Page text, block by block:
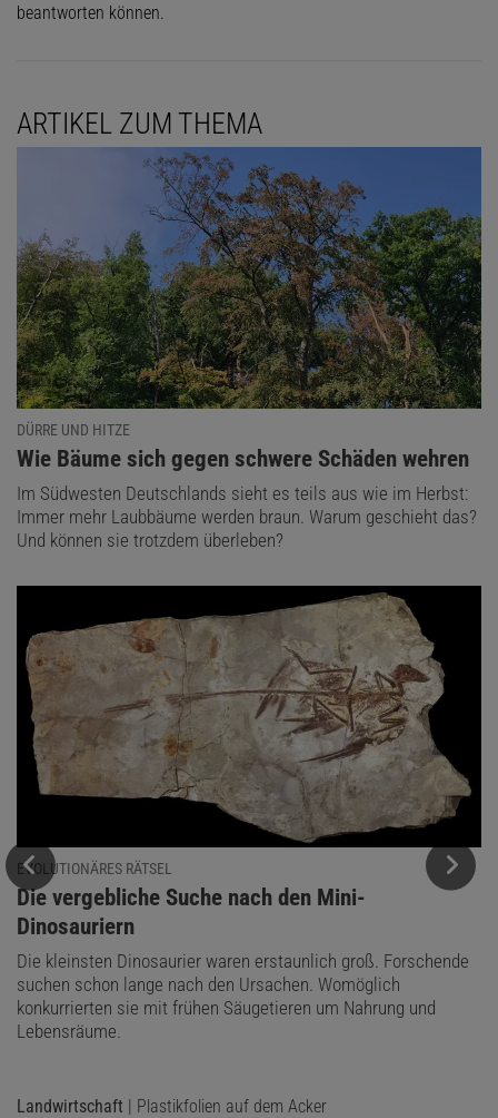
beantworten können.
ARTIKEL ZUM THEMA
DÜRRE UND HITZE
:
Wie Bäume sich gegen schwere Schäden wehren
Im Südwesten Deutschlands sieht es teils aus wie im Herbst:
Immer mehr Laubbäume werden braun. Warum geschieht das?
Und können sie trotzdem überleben?
EVOLUTIONÄRES RÄTSEL
:
Die vergebliche Suche nach den Mini-
Dinosauriern
Die kleinsten Dinosaurier waren erstaunlich groß. Forschende
suchen schon lange nach den Ursachen. Womöglich
konkurrierten sie mit frühen Säugetieren um Nahrung und
Lebensräume.
Landwirtschaft | Plastikfolien auf dem Acker